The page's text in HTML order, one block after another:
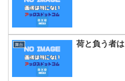
舞台 荷と負う者は